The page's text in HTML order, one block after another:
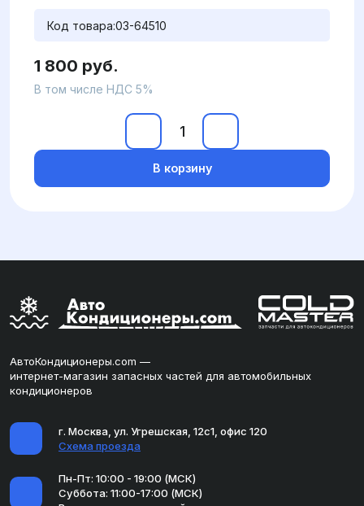
Код товара:03-64510
1 800 руб.
В том числе НДС 5%
В корзину
АвтоКондиционеры.com —
интернет-магазин запасных частей для автомобильных
кондиционеров
г. Москва, ул. Угрешская, 12с1, офис 120
Схема проезда
Пн-Пт: 10:00 - 19:00 (МСК)
Суббота: 11:00-17:00 (МСК)